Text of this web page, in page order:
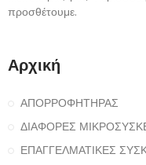
προσθέτουμε.
Αρχική
ΑΠΟΡΡΟΦΗΤΗΡΑΣ
ΔΙΑΦΟΡΕΣ
ΕΠΑΓΓΕΛΜΑΤΙΚΕΣ